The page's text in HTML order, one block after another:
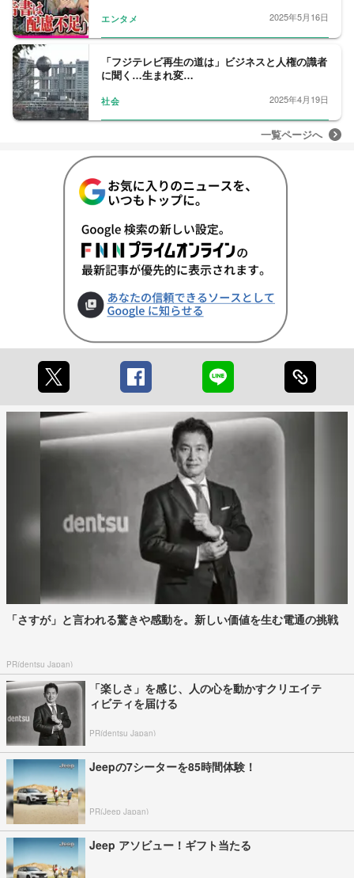
エンタメ 2025年5月16日
「フジテレビ再生の道は」ビジネスと人権の識者
に聞く…生まれ変…
社会 2025年4月19日
一覧ページへ
「さすが」と言われる驚きや感動を。新しい価値を生む電通の挑戦
PR(dentsu Japan)
「楽しさ」を感じ、人の心を動かすクリエイテ
ィビティを届ける
PR(dentsu Japan)
Jeepの7シーターを85時間体験！
PR(Jeep Japan)
Jeep アソビュー！ギフト当たる